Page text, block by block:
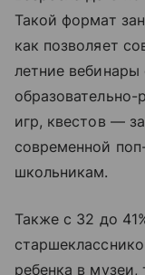
Такой формат
как позволяет
летние вебинары
образовательно-
игр, квестов —
современной
школьникам.
Также с 32 до
ребенка в